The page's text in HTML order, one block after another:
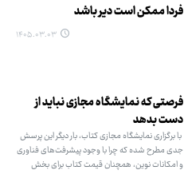
فردا ممکن است دیر باشد
۱۴۰۵.۰۳.۰۳
فرصتی که نمایشگاه مجازی نباید از
دست بدهد
با برگزاری نمایشگاه مجازی کتاب، بار دیگر این پرسش
جدی مطرح شده که چرا با وجود پیشرفت‌های فناوری
و امکانات نوین، همچنان قیمت کتاب برای بخش